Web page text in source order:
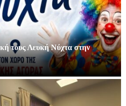
τους Λευκή Νύχτα στην